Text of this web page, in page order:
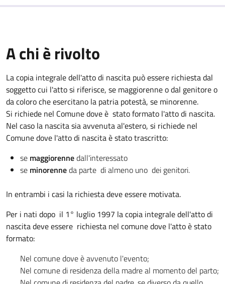
A chi è rivolto
La copia integrale dell'atto di nascita può essere richiesta dal
soggetto cui l'atto si riferisce, se maggiorenne o dal genitore o
da coloro che esercitano la patria potestà, se minorenne.
Si richiede nel Comune dove è stato formato l'atto di nascita.
Nel caso la nascita sia avvenuta al'estero, si richiede nel
Comune dove l'atto di nascita è stato trascritto:
se maggiorennedall'interessato
se minorenneda parte di almeno uno dei genitori.
In entrambi i casi la richiesta deve essere motivata.
Per i nati dopo il 1° luglio 1997 la copia integrale dell'atto di
nascita deve essere richiesta nel comune dove l'atto è stato
formato:
Nel comune dove è avvenuto l'evento;
Nel comune di residenza della madre al momento del parto;